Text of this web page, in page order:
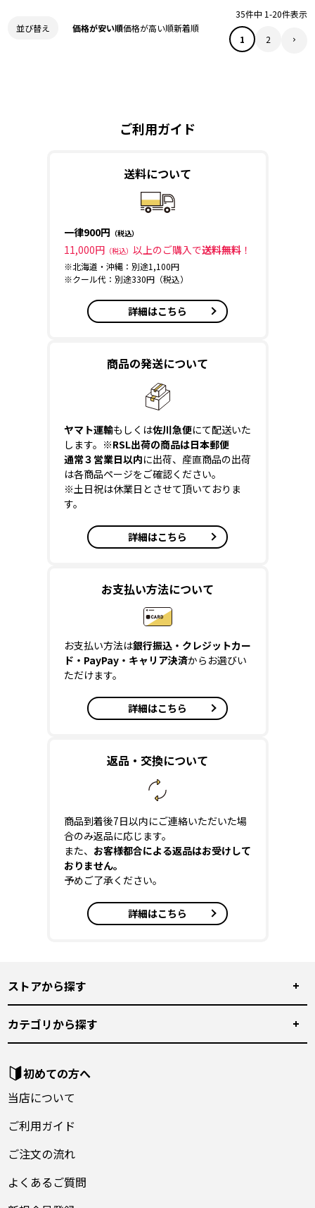
並び替え 価格が安い順価格が高い順新着順
35件中 1-20件表示
1 2
ご利用ガイド
送料について
一律900円 （税込）
11,000円 （税込） 以上のご購入で送料無料！
※北海道・沖縄：別途1,100円
※クール代：別途330円（税込）
詳細はこちら
商品の発送について
ヤマト運輸もしくは佐川急便にて配送いた
します。 ※RSL出荷の商品は日本郵便
通常３営業日以内に出荷、産直商品の出荷
は各商品ページをご確認ください。
※土日祝は休業日とさせて頂いておりま
す。
詳細はこちら
お支払い方法について
お支払い方法は銀行振込・クレジットカー
ド・PayPay・キャリア決済からお選びい
ただけます。
詳細はこちら
返品・交換について
商品到着後7日以内にご連絡いただいた場
合のみ返品に応じます。
また、 お客様都合による返品はお受けして
おりません。
予めご了承ください。
詳細はこちら
ストアから探す
カテゴリから探す
初めての方へ
当店について
ご利用ガイド
ご注文の流れ
よくあるご質問